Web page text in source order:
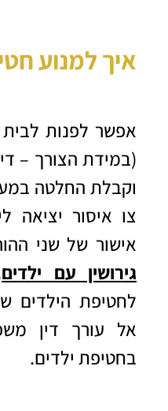
איך למנוע
אפשר לפנות
(במידת הצורך –
וקבלת החלטה
צו איסור יציאה
אישור של שני
גירושין עם ילדים
לחטיפת הילדים
אל עורך דין
בחטיפת ילדים.